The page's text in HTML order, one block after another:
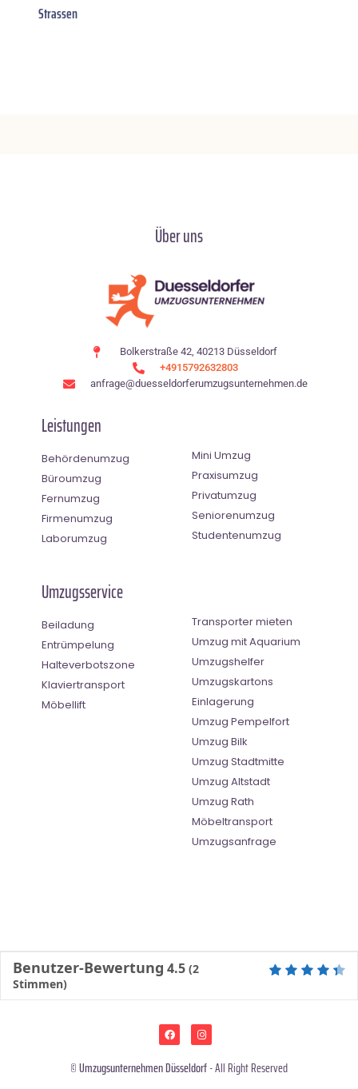
Strassen
Über uns
Bolkerstraße 42, 40213 Düsseldorf
+4915792632803
anfrage@duesseldorferumzugsunternehmen.de
Leistungen
Behördenumzug
Büroumzug
Fernumzug
Firmenumzug
Laborumzug
Mini Umzug
Praxisumzug
Privatumzug
Seniorenumzug
Studentenumzug
Umzugsservice
Beiladung
Entrümpelung
Halteverbotszone
Klaviertransport
Möbellift
Transporter mieten
Umzug mit Aquarium
Umzugshelfer
Umzugskartons
Einlagerung
Umzug Pempelfort
Umzug Bilk
Umzug Stadtmitte
Umzug Altstadt
Umzug Rath
Möbeltransport
Umzugsanfrage
Benutzer-Bewertung 4.5 (2
Stimmen)
©Umzugsunternehmen Düsseldorf- All Right Reserved